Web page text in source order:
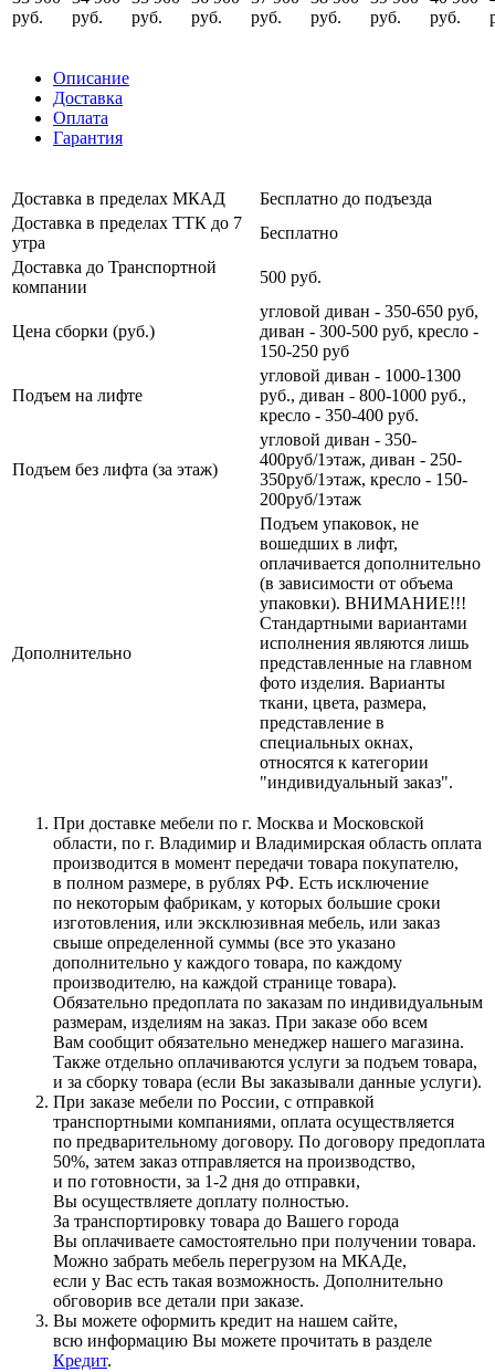
руб.
руб.
руб.
руб.
руб.
руб.
руб.
руб.
Описание
Доставка
Оплата
Гарантия
Доставка в пределах МКАД
Бесплатно до подъезда
Доставка в пределах ТТК до 7
утра
Бесплатно
Доставка до Транспортной
компании
500 руб.
Цена сборки (руб.)
угловой диван - 350-650 руб,
диван - 300-500 руб, кресло -
150-250 руб
Подъем на лифте
угловой диван - 1000-1300
руб., диван - 800-1000 руб.,
кресло - 350-400 руб.
Подъем без лифта (за этаж)
угловой диван - 350-
400руб/1этаж, диван - 250-
350руб/1этаж, кресло - 150-
200руб/1этаж
Дополнительно
Подъем упаковок, не
вошедших в лифт,
оплачивается дополнительно
(в зависимости от объема
упаковки). ВНИМАНИЕ!!!
Стандартными вариантами
исполнения являются лишь
представленные на главном
фото изделия. Варианты
ткани, цвета, размера,
представление в
специальных окнах,
относятся к категории
"индивидуальный заказ".
При доставке мебели по г. Москва и Московской
области, по г. Владимир и Владимирская область оплата
производится в момент передачи товара покупателю,
в полном размере, в рублях РФ. Есть исключение
по некоторым фабрикам, у которых большие сроки
изготовления, или эксклюзивная мебель, или заказ
свыше определенной суммы (все это указано
дополнительно у каждого товара, по каждому
производителю, на каждой странице товара).
Обязательно предоплата по заказам по индивидуальным
размерам, изделиям на заказ. При заказе обо всем
Вам сообщит обязательно менеджер нашего магазина.
Также отдельно оплачиваются услуги за подъем товара,
и за сборку товара (если Вы заказывали данные услуги).
При заказе мебели по России, с отправкой
транспортными компаниями, оплата осуществляется
по предварительному договору. По договору предоплата
50%, затем заказ отправляется на производство,
и по готовности, за 1-2 дня до отправки,
Вы осуществляете доплату полностью.
За транспортировку товара до Вашего города
Вы оплачиваете самостоятельно при получении товара.
Можно забрать мебель перегрузом на МКАДе,
если у Вас есть такая возможность. Дополнительно
обговорив все детали при заказе.
Вы можете оформить кредит на нашем сайте,
всю информацию Вы можете прочитать в разделе
Кредит.